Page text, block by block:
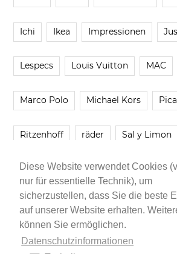
Diese Website verwendet Cookies
nur für essentielle Technik), um
sicherzustellen, dass Sie die beste
auf unserer Website erhalten.
können Sie ermöglichen.
Datenschutzinformationen
Ichi Ikea Impressionen
Lespecs Louis Vuitton MAC
Marco Polo Michael Kors
Ritzenhoff räder Sal y Limon
Smartbuyglasses smash!
Younique